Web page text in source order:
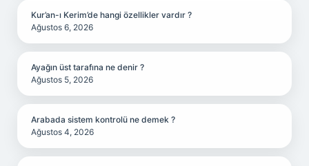
Kur’an-ı Kerim’de hangi özellikler vardır ?
Ağustos 6, 2026
Ayağın üst tarafına ne denir ?
Ağustos 5, 2026
Arabada sistem kontrolü ne demek ?
Ağustos 4, 2026